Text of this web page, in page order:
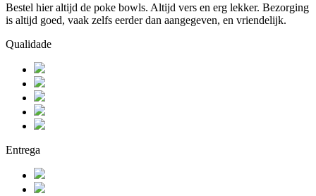
Bestel hier altijd de poke bowls. Altijd vers en erg lekker. Bezorging
is altijd goed, vaak zelfs eerder dan aangegeven, en vriendelijk.
Qualidade
Entrega